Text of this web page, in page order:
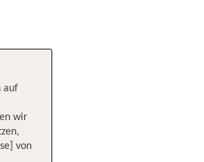
auf
wir
von